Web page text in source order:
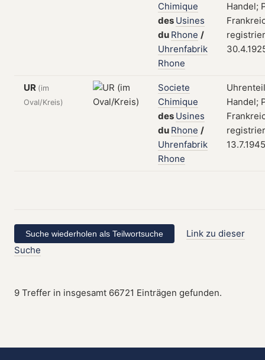
Chimique
des Usines
du Rhone /
Uhrenfabrik
Rhone
Handel;
UR (im
Oval/Kreis)
Societe
Chimique
des Usines
du Rhone /
Uhrenfabrik
Rhone
Handel;
13.7.1945
Link zu dieser
Suche
9 Treffer in insgesamt 66721 Einträgen gefunden.